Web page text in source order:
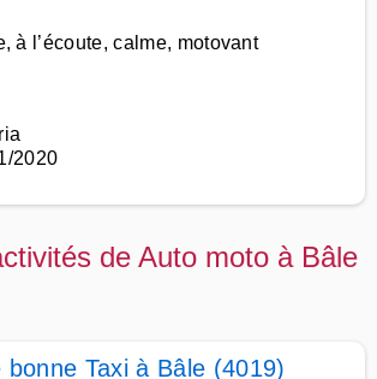
à l’écoute, calme, motovant
2020
de Auto moto à Bâle
bonne Taxi à Bâle (4019)